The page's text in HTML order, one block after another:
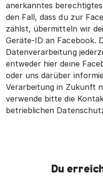
anerkanntes
den Fall, dass du zur
zählst, übermitteln wir
Geräte-ID an Facebook.
Datenverarbeitung
entweder hier deine
oder uns darüber
Verarbeitung in Zukunft
verwende bitte die
betrieblichen
Du